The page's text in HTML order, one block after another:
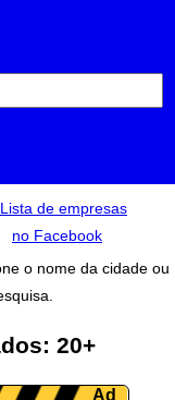
Lista de empresas
no Facebook
o nome da cidade ou
20+